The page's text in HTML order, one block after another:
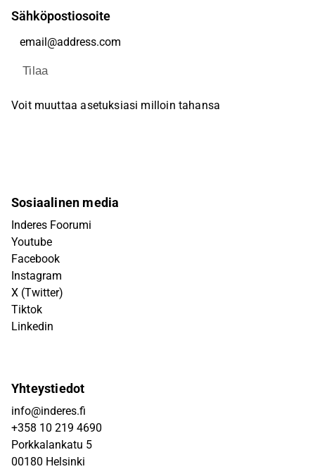
Sähköpostiosoite
Tilaa
Voit muuttaa asetuksiasi milloin tahansa
Sosiaalinen media
Inderes Foorumi
Youtube
Facebook
Instagram
X (Twitter)
Tiktok
Linkedin
Yhteystiedot
info@inderes.fi
+358 10 219 4690
Porkkalankatu 5
00180 Helsinki